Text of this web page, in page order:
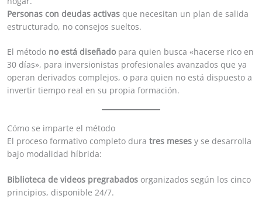
Personas con deudas activas que necesitan un plan de salida
estructurado, no consejos sueltos.
El método no está diseñadopara quien busca «hacerse rico en
30 días», para inversionistas profesionales avanzados que ya
operan derivados complejos, o para quien no está dispuesto a
invertir tiempo real en su propia formación.
Cómo se imparte el método
El proceso formativo completo duratres meses y se desarrolla
bajo modalidad híbrida:
Biblioteca de videos pregrabados organizados según los cinco
principios, disponible 24/7.